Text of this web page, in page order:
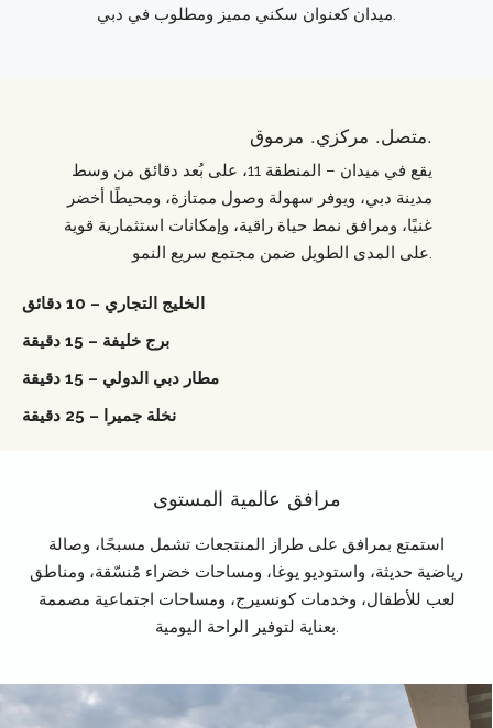
متصل. مركزي. مرموق.
يقع في ميدان – المنطقة 11، على بُعد دقائق من وسط
مدينة دبي، ويوفر سهولة وصول ممتازة، ومحيطًا أخضر
غنيًا، ومرافق نمط حياة راقية، وإمكانات استثمارية قوية
على المدى الطويل ضمن مجتمع سريع النمو.
الخليج التجاري – 10 دقائق
برج خليفة – 15 دقيقة
مطار دبي الدولي – 15 دقيقة
نخلة جميرا – 25 دقيقة
مرافق عالمية المستوى
استمتع بمرافق على طراز المنتجعات تشمل مسبحًا، وصالة
رياضية حديثة، واستوديو يوغا، ومساحات خضراء مُنسّقة، ومناطق
لعب للأطفال، وخدمات كونسيرج، ومساحات اجتماعية مصممة
بعناية لتوفير الراحة اليومية.